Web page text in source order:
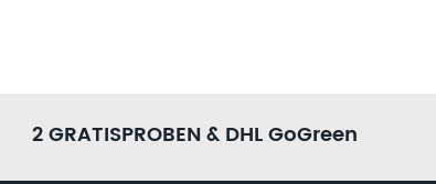
2 GRATISPROBEN & DHL GoGreen